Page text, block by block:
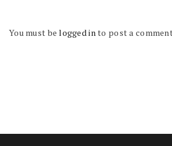
You must belogged into post a